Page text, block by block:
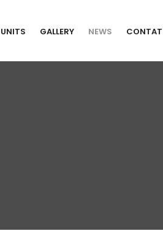
GALLERY NEWS